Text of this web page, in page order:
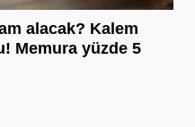
alacak? Kalem
Memura yüzde 5